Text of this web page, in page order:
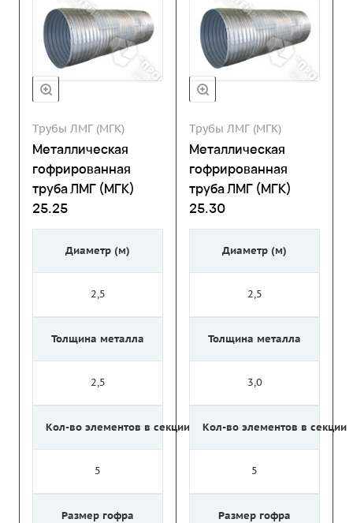
Трубы ЛМГ (МГК)
Металлическая
гофрированная
труба ЛМГ (МГК)
25.25
Диаметр (м)
2,5
Толщина металла
2,5
Кол-во элементов в секции
5
Размер гофра
Трубы ЛМГ (МГК)
Металлическая
гофрированная
труба ЛМГ (МГК)
25.30
Диаметр (м)
2,5
Толщина металла
3,0
Кол-во элементов в секции
5
Размер гофра